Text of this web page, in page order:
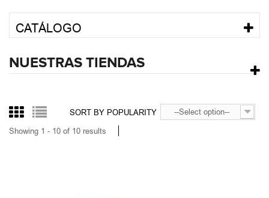
CATÁLOGO
NUESTRAS TIENDAS
SORT BY POPULARITY
--Select option--
Showing 1 - 10 of 10 results